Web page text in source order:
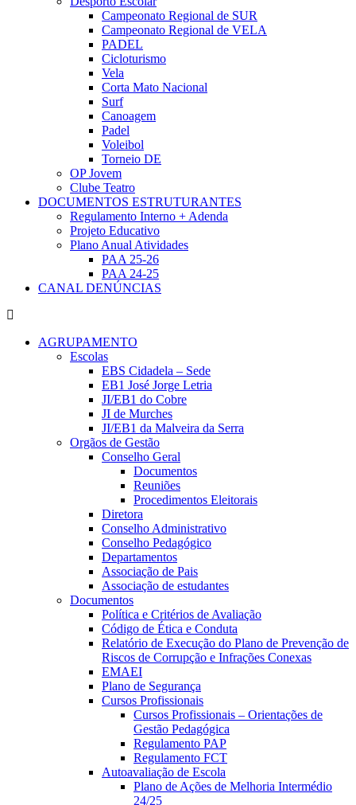
Campeonato Regional de SUR
Campeonato Regional de VELA
PADEL
Cicloturismo
Vela
Corta Mato Nacional
Surf
Canoagem
Padel
Voleibol
Torneio DE
OP Jovem
Clube Teatro
DOCUMENTOS ESTRUTURANTES
Regulamento Interno + Adenda
Projeto Educativo
Plano Anual Atividades
PAA 25-26
PAA 24-25
CANAL DENÚNCIAS
AGRUPAMENTO
Escolas
EBS Cidadela – Sede
EB1 José Jorge Letria
JI/EB1 do Cobre
JI de Murches
JI/EB1 da Malveira da Serra
Orgãos de Gestão
Conselho Geral
Documentos
Reuniões
Procedimentos Eleitorais
Diretora
Conselho Administrativo
Conselho Pedagógico
Departamentos
Associação de Pais
Associação de estudantes
Documentos
Política e Critérios de Avaliação
Código de Ética e Conduta
Relatório de Execução do Plano de Prevenção de
Riscos de Corrupção e Infrações Conexas
EMAEI
Plano de Segurança
Cursos Profissionais
Cursos Profissionais – Orientações de
Gestão Pedagógica
Regulamento PAP
Regulamento FCT
Autoavaliação de Escola
Plano de Ações de Melhoria Intermédio
24/25